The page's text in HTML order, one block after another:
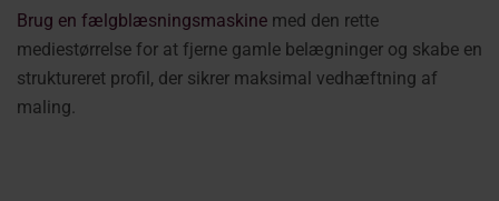
Brug en fælgblæsningsmaskine med den rette
mediestørrelse for at fjerne gamle belægninger og skabe en
struktureret profil, der sikrer maksimal vedhæftning af
maling.